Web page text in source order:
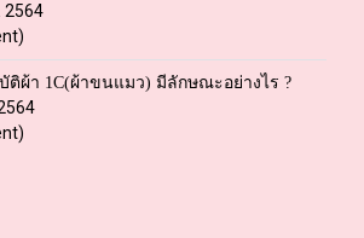
2564
ผ้า 1C(ผ้าขนแมว) มีลักษณะอย่างไร ?